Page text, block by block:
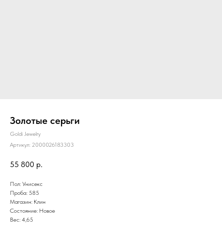
Золотые серьги
Goldi Jewelry
Артикул: 2000026183303
55 800 р.
Пол: Унисекс
Проба: 585
Магазин: Клин
Состояние: Новое
Вес: 4,65